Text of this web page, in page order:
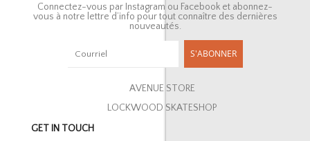
Connectez-vous par Instagram ou Facebook et abonnez-
vous à notre lettre d’info pour tout connaître des dernières
nouveautés.
S'ABONNER
AVENUE STORE
LOCKWOOD SKATESHOP
GET IN TOUCH